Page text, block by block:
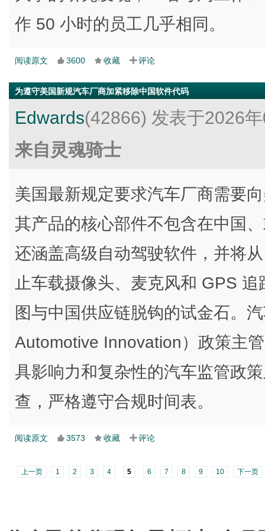
作 50 小时的员工几乎相同。
阅读原文 3600 收藏 评论
为遵守美国新规汽车厂商加紧移除中国软件代码
Edwards(42866) 发表于2026
来自灵魂骑士
美国最新规定要求汽车厂商需要
其产品的核心部件不包含在中国
还涵盖高级自动驾驶软件，并将
止车载摄像头、麦克风和 GPS
图与中国供应链脱钩的试金石。
Automotive Innovation）政策主
具影响力和复杂性的汽车监管政
查，严格遵守合规时间表。
阅读原文 3573 收藏 评论
上一页 1 2 3 4 5 6 7 8 9 10 下一页